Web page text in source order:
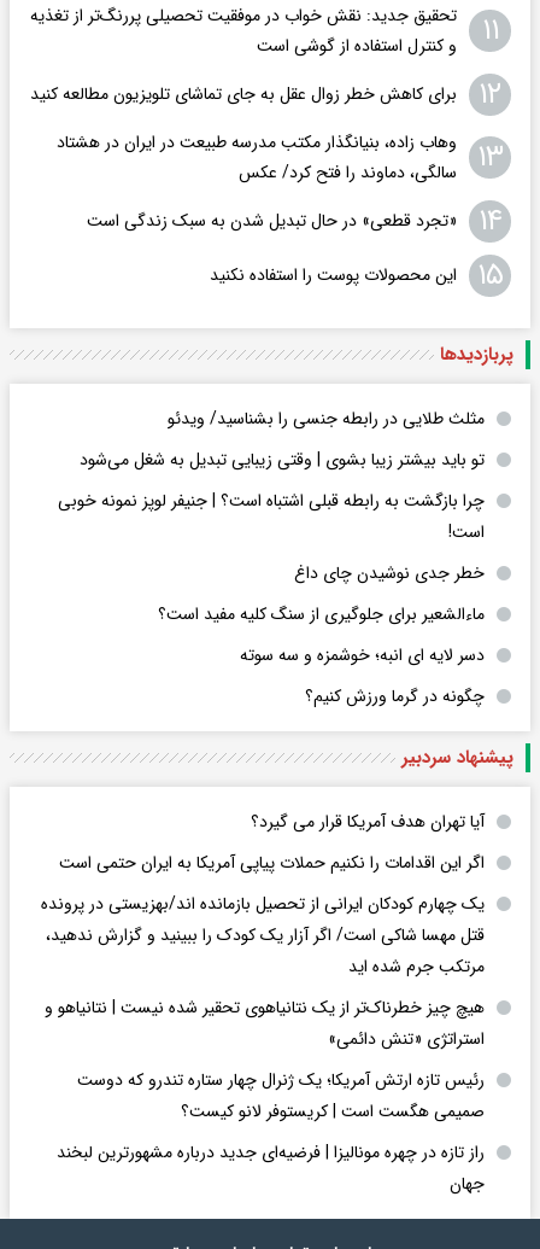
۱۱
تحقیق جدید: نقش خواب در موفقیت تحصیلی پررنگ‌تر از تغذیه
و کنترل استفاده از گوشی است
۱۲ برای کاهش خطر زوال عقل به جای تماشای تلویزیون مطالعه کنید
۱۳
وهاب زاده، بنیانگذار مکتب مدرسه طبیعت در ایران در هشتاد
سالگی، دماوند را فتح کرد/ عکس
۱۴ «تجرد قطعی» در حال تبدیل شدن به سبک زندگی است
۱۵ این محصولات پوست را استفاده نکنید
پربازدید‌ها
مثلث طلایی در رابطه جنسی را بشناسید/ ویدئو
تو باید بیشتر زیبا بشوی | وقتی زیبایی تبدیل به شغل می‌شود
چرا بازگشت به رابطه قبلی اشتباه است؟ | جنیفر لوپز نمونه خوبی
است!
خطر جدی نوشیدن چای داغ
ماءالشعیر برای جلوگیری از سنگ کلیه مفید است؟
دسر لایه ای انبه؛ خوشمزه و سه سوته
چگونه در گرما ورزش کنیم؟
پیشنهاد سردبیر
آیا تهران هدف آمریکا قرار می گیرد؟
اگر این اقدامات را نکنیم حملات پیاپی آمریکا به ایران حتمی است
یک چهارم کودکان ایرانی از تحصیل بازمانده اند/بهزیستی در پرونده
قتل مهسا شاکی است/ اگر آزار یک کودک را ببینید و گزارش ندهید،
مرتکب جرم شده اید
هیچ چیز خطرناک‌تر از یک نتانیاهوی تحقیر شده نیست | نتانیاهو و
استراتژی «تنش دائمی»
رئیس تازه ارتش آمریکا؛ یک ژنرال چهار ستاره تندرو که دوست
صمیمی هگست است | کریستوفر لانو کیست؟
راز تازه در چهره مونالیزا | فرضیه‌ای جدید درباره مشهورترین لبخند
جهان